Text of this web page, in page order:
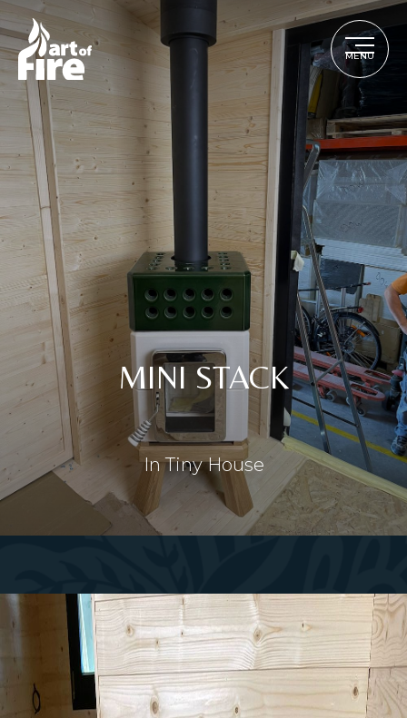
MENU
MINI STACK
In Tiny House